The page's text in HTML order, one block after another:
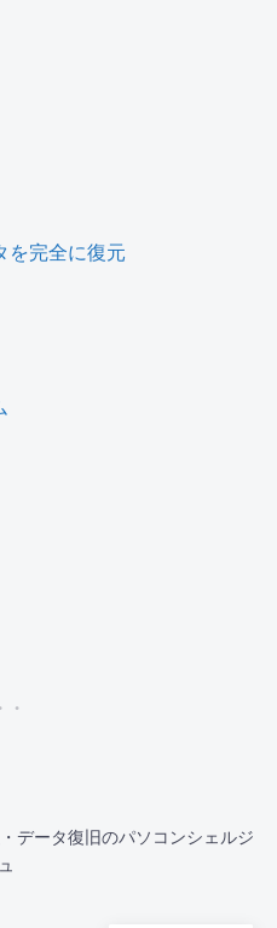
を完全に復元
データ復旧のパソコンシェルジ
ュ